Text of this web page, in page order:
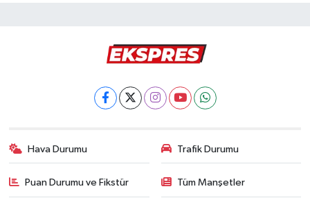
Hava Durumu Trafik Durumu
Puan Durumu ve Fikstür Tüm Manşetler